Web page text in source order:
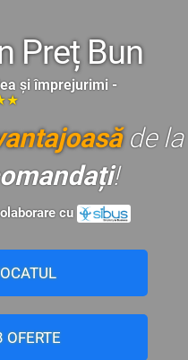
Preț Bun
și împrejurimi -
de la
!
cu
OFERTE